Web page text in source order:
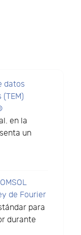
datos
en la
un
de Fourier
para
durante